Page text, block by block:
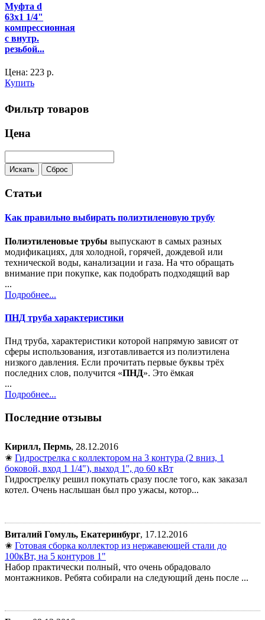
Муфта d
63x1 1/4"
компрессионная
с внутр.
резьбой...
Цена: 223 р.
Купить
Фильтр товаров
Цена
Статьи
Как правильно выбирать полиэтиленовую трубу
Полиэтиленовые трубы выпускают в самых разных
модификациях, для холодной, горячей, дождевой или
технической воды, канализации и газа. На что обращать
внимание при покупке, как подобрать подходящий вар
...
Подробнее...
ПНД труба характеристики
Пнд труба, характеристики которой напрямую зависят от
сферы использования, изготавливается из полиэтилена
низкого давления. Если прочитать первые буквы трёх
последних слов, получится «ПНД». Это ёмкая
...
Подробнее...
Последние отзывы
Кирилл, Пермь, 28.12.2016
✬ Гидрострелка с коллектором на 3 контура (2 вниз, 1
боковой, вход 1 1/4"), выход 1'', до 60 кВт
Гидрострелку решил покупать сразу после того, как заказал
котел. Очень наслышан был про ужасы, котор...
Виталий Гомуль, Екатеринбург, 17.12.2016
✬ Готовая сборка коллектор из нержавеющей стали до
100кВт, на 5 контуров 1"
Набор практически полный, что очень обрадовало
монтажников. Ребята собирали на следующий день после ...